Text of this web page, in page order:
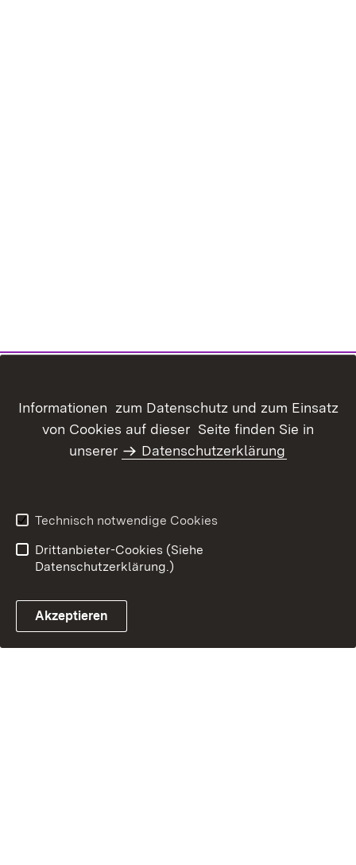
Barrierefreiheit
Benutzungshinweise
Impressum
Informationen zum Datenschutz und zum Einsatz
von Cookies auf dieser Seite finden Sie in
unserer
Datenschutzerklärung
Technisch notwendige Cookies
Drittanbieter-Cookies (Siehe
Datenschutzerklärung.)
Akzeptieren